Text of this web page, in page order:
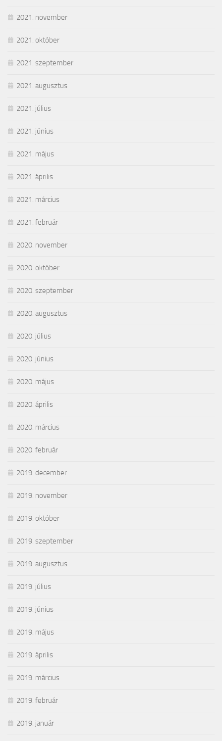
2021. november
2021. október
2021. szeptember
2021. augusztus
2021. július
2021. június
2021. május
2021. április
2021. március
2021. február
2020. november
2020. október
2020. szeptember
2020. augusztus
2020. július
2020. június
2020. május
2020. április
2020. március
2020. február
2019. december
2019. november
2019. október
2019. szeptember
2019. augusztus
2019. július
2019. június
2019. május
2019. április
2019. március
2019. február
2019. január